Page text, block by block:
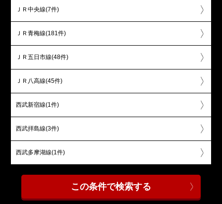
ＪＲ中央線(7件)
ＪＲ青梅線(181件)
ＪＲ五日市線(48件)
ＪＲ八高線(45件)
西武新宿線(1件)
西武拝島線(3件)
西武多摩湖線(1件)